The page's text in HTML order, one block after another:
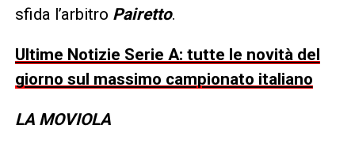
sfida l’arbitro Pairetto.
Ultime Notizie Serie A: tutte le novità del
giorno sul massimo campionato italiano
LA MOVIOLA